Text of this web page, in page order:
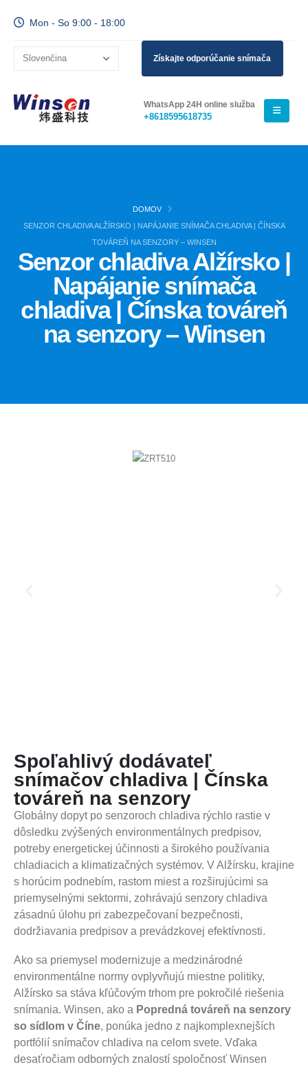
Mon - So 9:00 - 18:00
Získajte odporúčanie snímača
WhatsApp 24H online služba
+8618595618735
DOMOV
SENZOR CHLADIVA ALŽÍRSKO | NAPÁJANIE SNÍMAČA CHLADIVA | ČÍNSKA
TOVÁREŇ NA SENZORY – WINSEN
Senzor chladiva Alžírsko |
Napájanie snímača
chladiva | Čínska továreň
na senzory – Winsen
Spoľahlivý dodávateľ
snímačov chladiva | Čínska
továreň na senzory
Globálny dopyt po senzoroch chladiva rýchlo rastie v
dôsledku zvýšených environmentálnych predpisov,
potreby energetickej účinnosti a širokého používania
chladiacich a klimatizačných systémov. V Alžírsku, krajine
s horúcim podnebím, rastom miest a rozširujúcimi sa
priemyselnými sektormi, zohrávajú senzory chladiva
zásadnú úlohu pri zabezpečovaní bezpečnosti,
dodržiavania predpisov a prevádzkovej efektívnosti.
Ako sa priemysel modernizuje a medzinárodné
environmentálne normy ovplyvňujú miestne politiky,
Alžírsko sa stáva kľúčovým trhom pre pokročilé riešenia
snímania. Winsen, ako a Popredná továreň na senzory
so sídlom v Číne, ponúka jedno z najkomplexnejších
portfólií snímačov chladiva na celom svete. Vďaka
desaťročiam odborných znalostí spoločnosť Winsen